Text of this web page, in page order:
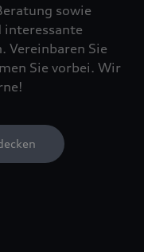
sowie
interessante
Vereinbaren Sie
Sie vorbei. Wir